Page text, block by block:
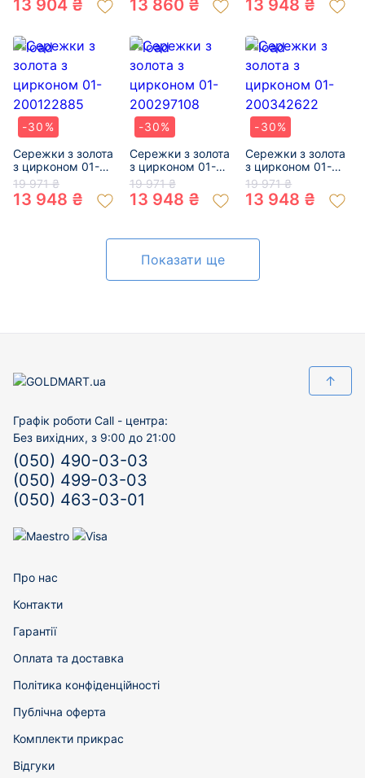
200135131
13 904 ₴
200013471
13 860 ₴ 13 948 ₴
-30%
Сережки з золота
з цирконом 01-
200122885
19 971 ₴
13 948 ₴
-30%
Сережки з золота
з цирконом 01-
200297108
19 971 ₴
13 948 ₴
-30%
Сережки з золота
з цирконом 01-
200342622
19 971 ₴
13 948 ₴
Показати ще
↑
Графік роботи Call - центра:
Без вихідних, з 9:00 до 21:00
(050) 490-03-03
(050) 499-03-03
(050) 463-03-01
Про нас
Контакти
Гарантії
Оплата та доставка
Політика конфіденційності
Публічна оферта
Комплекти прикрас
Відгуки